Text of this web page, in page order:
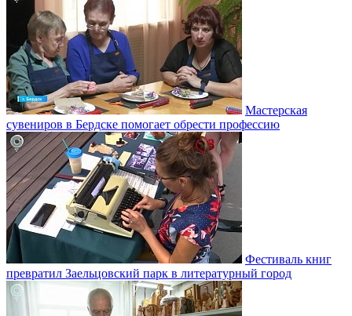
Мастерская
сувениров в Бердске помогает обрести профессию
Фестиваль книг
превратил Заельцовский парк в литературный город